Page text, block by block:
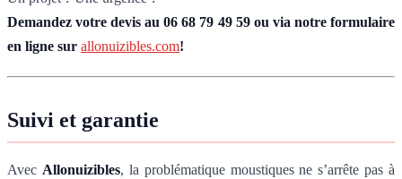
Demandez votre devis au 06 68 79 49 59 ou via notre formulaire
en ligne sur allonuizibles.com!
Suivi et garantie
Avec Allonuizibles, la problématique moustiques ne s’arrête pas à